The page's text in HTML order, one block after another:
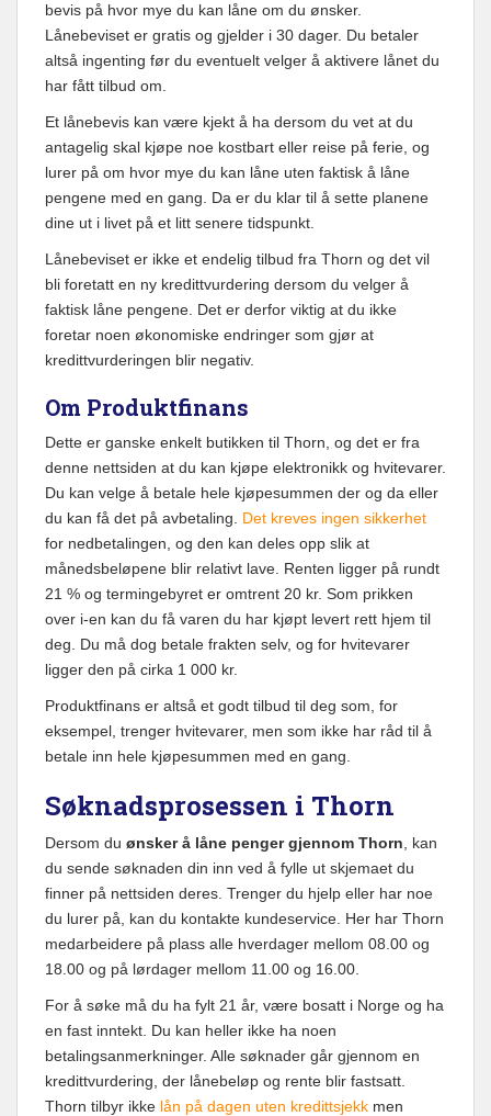
bevis på hvor mye du kan låne om du ønsker.
Lånebeviset er gratis og gjelder i 30 dager. Du betaler
altså ingenting før du eventuelt velger å aktivere lånet du
har fått tilbud om.
Et lånebevis kan være kjekt å ha dersom du vet at du
antagelig skal kjøpe noe kostbart eller reise på ferie, og
lurer på om hvor mye du kan låne uten faktisk å låne
pengene med en gang. Da er du klar til å sette planene
dine ut i livet på et litt senere tidspunkt.
Lånebeviset er ikke et endelig tilbud fra Thorn og det vil
bli foretatt en ny kredittvurdering dersom du velger å
faktisk låne pengene. Det er derfor viktig at du ikke
foretar noen økonomiske endringer som gjør at
kredittvurderingen blir negativ.
Om Produktfinans
Dette er ganske enkelt butikken til Thorn, og det er fra
denne nettsiden at du kan kjøpe elektronikk og hvitevarer.
Du kan velge å betale hele kjøpesummen der og da eller
du kan få det på avbetaling. Det kreves ingen sikkerhet
for nedbetalingen, og den kan deles opp slik at
månedsbeløpene blir relativt lave. Renten ligger på rundt
21 % og termingebyret er omtrent 20 kr. Som prikken
over i-en kan du få varen du har kjøpt levert rett hjem til
deg. Du må dog betale frakten selv, og for hvitevarer
ligger den på cirka 1 000 kr.
Produktfinans er altså et godt tilbud til deg som, for
eksempel, trenger hvitevarer, men som ikke har råd til å
betale inn hele kjøpesummen med en gang.
Søknadsprosessen i Thorn
Dersom du ønsker å låne penger gjennom Thorn , kan
du sende søknaden din inn ved å fylle ut skjemaet du
finner på nettsiden deres. Trenger du hjelp eller har noe
du lurer på, kan du kontakte kundeservice. Her har Thorn
medarbeidere på plass alle hverdager mellom 08.00 og
18.00 og på lørdager mellom 11.00 og 16.00.
For å søke må du ha fylt 21 år, være bosatt i Norge og ha
en fast inntekt. Du kan heller ikke ha noen
betalingsanmerkninger. Alle søknader går gjennom en
kredittvurdering, der lånebeløp og rente blir fastsatt.
Thorn tilbyr ikke lån på dagen uten kredittsjekk men